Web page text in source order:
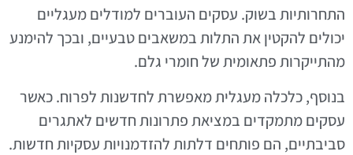
התחרותיות בשוק. עסקים העוברים למודלים מעגליים
יכולים להקטין את התלות במשאבים טבעיים, ובכך להימנע
מהתייקרות פתאומית של חומרי גלם.
בנוסף, כלכלה מעגלית מאפשרת לחדשנות לפרוח. כאשר
עסקים מתמקדים במציאת פתרונות חדשים לאתגרים
סביבתיים, הם פותחים דלתות להזדמנויות עסקיות חדשות.